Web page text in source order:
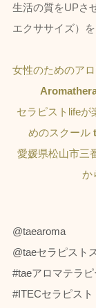
生活の質をUPさ
エクササイズ）
女性のためのア
セラピストlifeが
めのスクール
愛媛県松山市三
か
@taearoma
@taeセラピスト
#taeアロマテラ
#ITECセラピスト